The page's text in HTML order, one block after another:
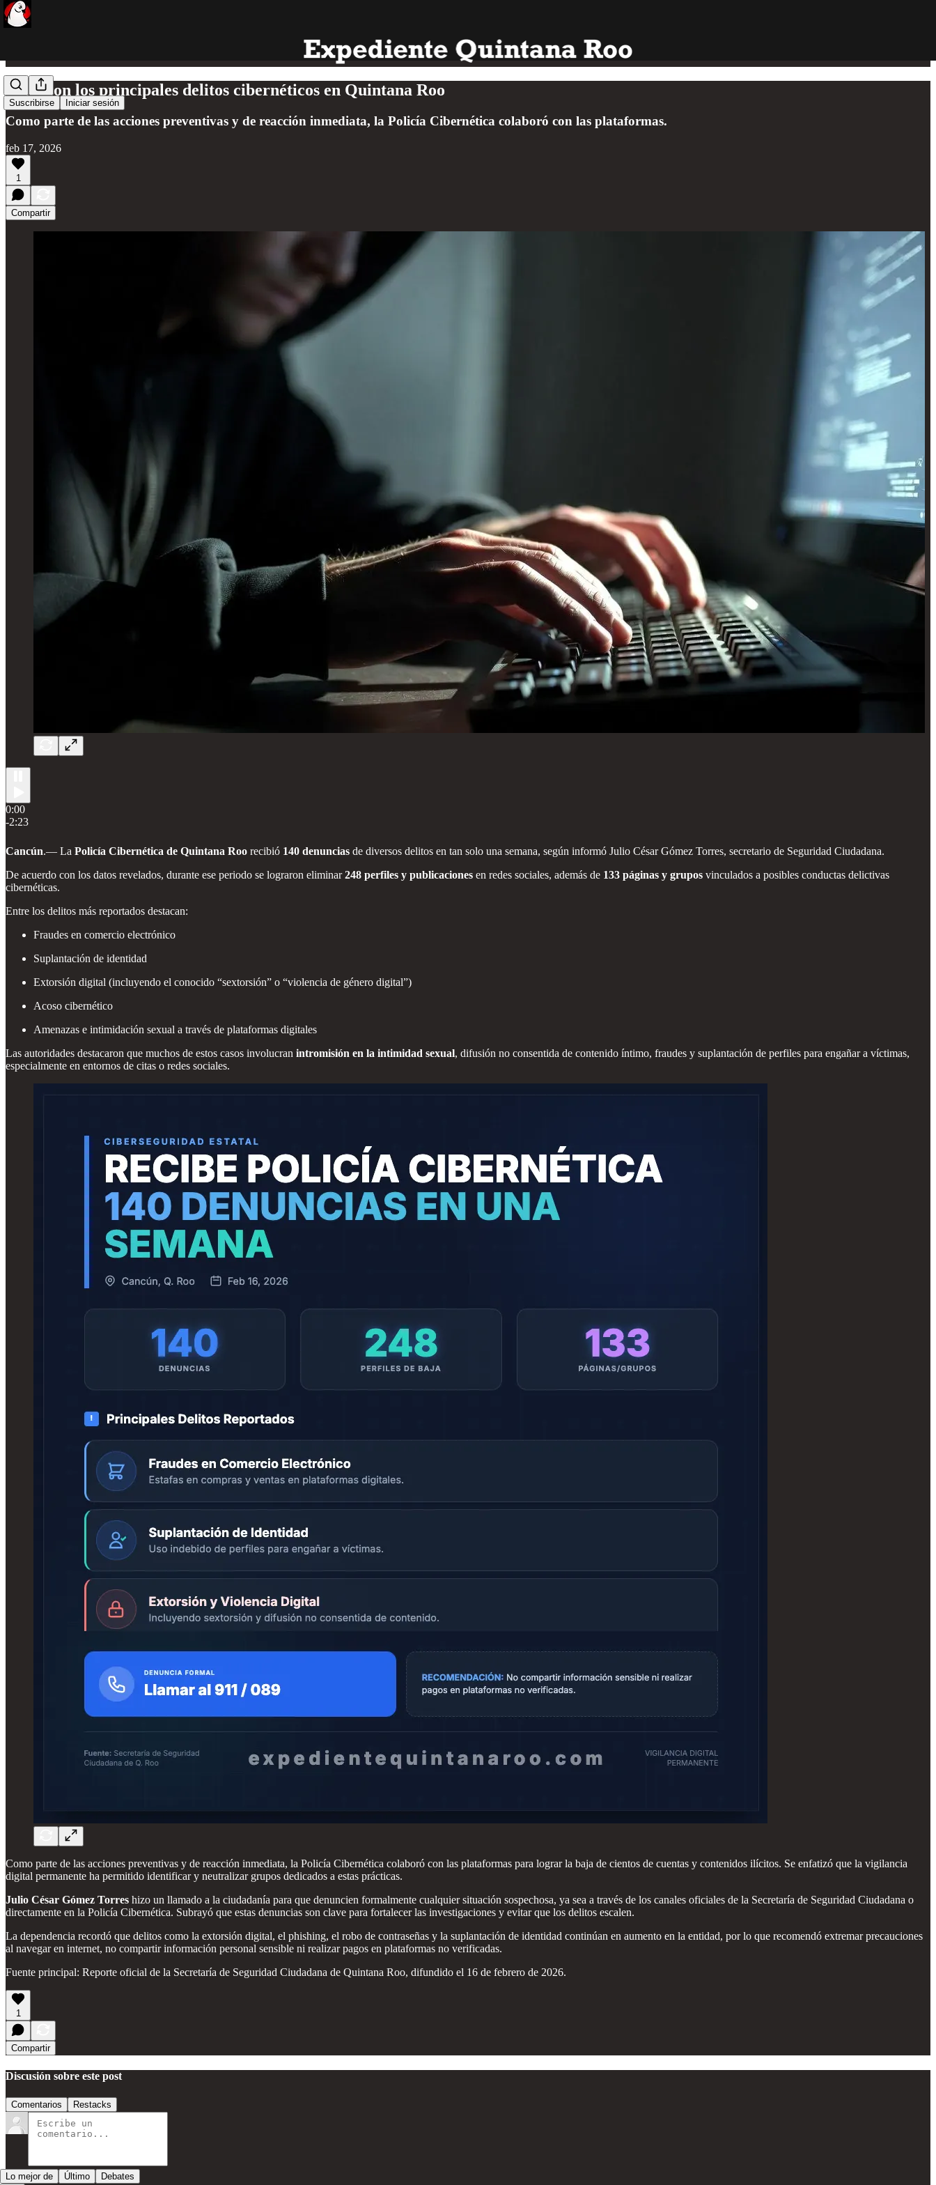
Suscribirse Iniciar sesión
Estos son los principales delitos cibernéticos en Quintana Roo
Como parte de las acciones preventivas y de reacción inmediata, la Policía Cibernética colaboró con las plataformas.
feb 17, 2026
1
Compartir
0:00
-2:23
Cancún.— La Policía Cibernética de Quintana Roo recibió 140 denuncias de diversos delitos en tan solo una semana, según informó Julio César Gómez Torres, secretario de Seguridad Ciudadana.
De acuerdo con los datos revelados, durante ese periodo se lograron eliminar248 perfiles y publicaciones en redes sociales, además de 133 páginas y grupos vinculados a posibles conductas delictivas
cibernéticas.
Entre los delitos más reportados destacan:
Fraudes en comercio electrónico
Suplantación de identidad
Extorsión digital (incluyendo el conocido “sextorsión” o “violencia de género digital”)
Acoso cibernético
Amenazas e intimidación sexual a través de plataformas digitales
Las autoridades destacaron que muchos de estos casos involucran intromisión en la intimidad sexual, difusión no consentida de contenido íntimo, fraudes y suplantación de perfiles para engañar a víctimas,
especialmente en entornos de citas o redes sociales.
Como parte de las acciones preventivas y de reacción inmediata, la Policía Cibernética colaboró con las plataformas para lograr la baja de cientos de cuentas y contenidos ilícitos. Se enfatizó que la vigilancia
digital permanente ha permitido identificar y neutralizar grupos dedicados a estas prácticas.
Julio César Gómez Torres hizo un llamado a la ciudadanía para que denuncien formalmente cualquier situación sospechosa, ya sea a través de los canales oficiales de la Secretaría de Seguridad Ciudadana o
directamente en la Policía Cibernética. Subrayó que estas denuncias son clave para fortalecer las investigaciones y evitar que los delitos escalen.
La dependencia recordó que delitos como la extorsión digital, el phishing, el robo de contraseñas y la suplantación de identidad continúan en aumento en la entidad, por lo que recomendó extremar precauciones
al navegar en internet, no compartir información personal sensible ni realizar pagos en plataformas no verificadas.
Fuente principal: Reporte oficial de la Secretaría de Seguridad Ciudadana de Quintana Roo, difundido el 16 de febrero de 2026.
1
Compartir
Discusión sobre este post
Comentarios Restacks
Lo mejor de Último Debates